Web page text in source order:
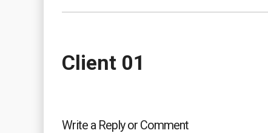
Client 01
Write a Reply or Comment